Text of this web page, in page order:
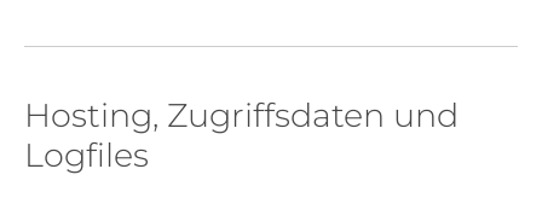
Hosting, Zugriffsdaten und
Logfiles